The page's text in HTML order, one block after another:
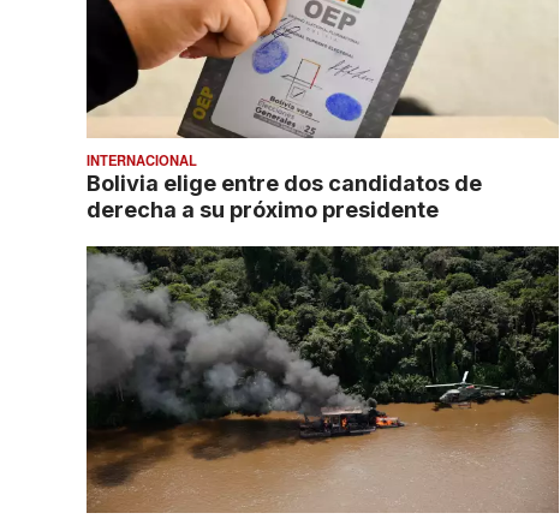
INTERNACIONAL
Bolivia elige entre dos candidatos de
derecha a su próximo presidente